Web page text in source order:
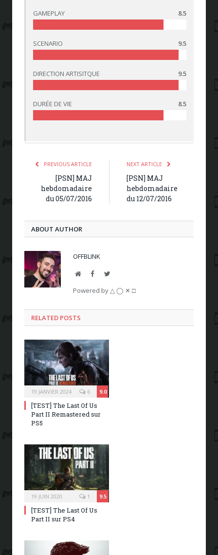
GAMEPLAY 8.5
SCENARIO 9.5
DIRECTION ARTISITQUE 9.5
DURÉE DE VIE 8.5
PREVIOUS ARTICLE
[PSN] MAJ
hebdomadaire
du 05/07/2016
NEXT ARTICLE
[PSN] MAJ
hebdomadaire
du 12/07/2016
ABOUT AUTHOR
OFFBLINK
WebsiteFacebookTwitter
Powered by △ ◯ ✕ □
RELATED POSTS
19 JANVIER 2024 9.0
6
[TEST] The Last Of Us
Part II Remastered sur
PS5
19 JUIN 2020 9.5
1
[TEST] The Last Of Us
Part II sur PS4